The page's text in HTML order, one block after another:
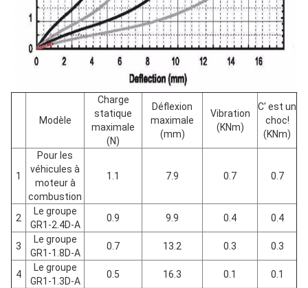
Modèle
Charge
statique
maximale
(N)
Déflexion
maximale
(mm)
Vibration
(KNm)
C' est un
choc!
(KNm)
1
Pour les
véhicules à
moteur à
combustion
1.1 7.9 0.7 0.7
2
Le groupe
GR1-2.4D-A
0.9 9.9 0.4 0.4
3
Le groupe
GR1-1.8D-A
0.7 13.2 0.3 0.3
4
Le groupe
GR1-1.3D-A
0.5 16.3 0.1 0.1